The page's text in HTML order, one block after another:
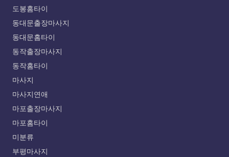
도봉홈타이
동대문출장마사지
동대문홈타이
동작출장마사지
동작홈타이
마사지
마사지연애
마포출장마사지
마포홈타이
미분류
부평마사지